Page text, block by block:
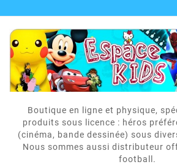
Boutique en ligne et physique,
produits sous licence : héros
(cinéma, bande dessinée) sous
Nous sommes aussi distributeur
football.